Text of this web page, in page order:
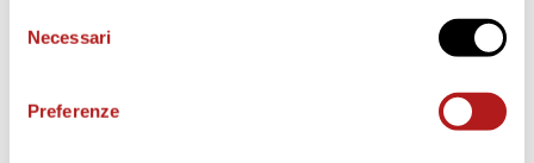
delNecessari
Preferenze
Cittadella | Trento
Cittadella | Dolomiti